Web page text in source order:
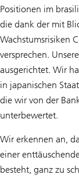
Positionen im
die dank der mit
Wachstumsrisiken
versprechen.
ausgerichtet. Wir
in japanischen
die wir von der
unterbewertet.
Wir erkennen an,
einer
besteht, ganz zu